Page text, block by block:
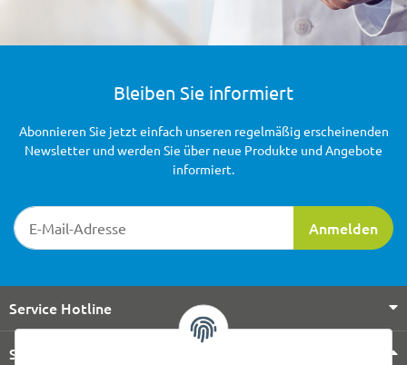
Bleiben Sie informiert
Newsletter-Registrierung
Anmelden
Abonnieren Sie jetzt einfach unseren regelmäßig erscheinenden
Newsletter und werden Sie über neue Produkte und Angebote
informiert.
Service Hotline
Shop Service